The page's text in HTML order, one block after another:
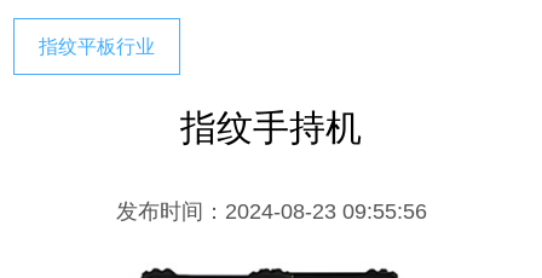
指纹平板行业
指纹手持机
发布时间：2024-08-23 09:55:56